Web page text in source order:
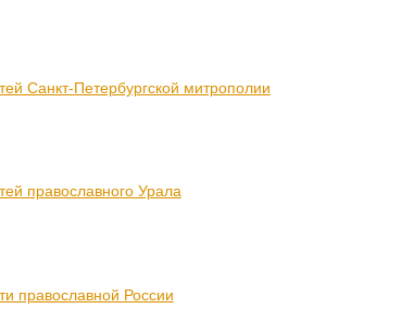
Санкт-Петербургской митрополии
православного Урала
православной России